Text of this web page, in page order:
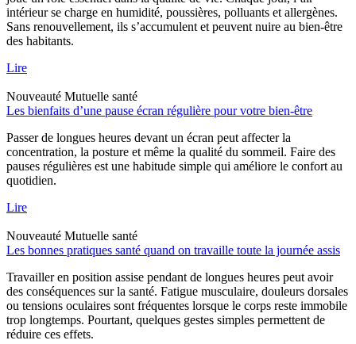
intérieur se charge en humidité, poussières, polluants et allergènes.
Sans renouvellement, ils s’accumulent et peuvent nuire au bien-être
des habitants.
Lire
Nouveauté Mutuelle santé
Les bienfaits d’une pause écran régulière pour votre bien-être
Passer de longues heures devant un écran peut affecter la
concentration, la posture et même la qualité du sommeil. Faire des
pauses régulières est une habitude simple qui améliore le confort au
quotidien.
Lire
Nouveauté Mutuelle santé
Les bonnes pratiques santé quand on travaille toute la journée assis
Travailler en position assise pendant de longues heures peut avoir
des conséquences sur la santé. Fatigue musculaire, douleurs dorsales
ou tensions oculaires sont fréquentes lorsque le corps reste immobile
trop longtemps. Pourtant, quelques gestes simples permettent de
réduire ces effets.